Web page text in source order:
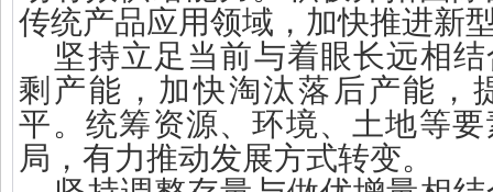
传统产品应用领域，加快推进新
坚持立足当前与着眼长远相
剩产能，加快淘汰落后产能，
平。统筹资源、环境、土地等
局，有力推动发展方式转变。